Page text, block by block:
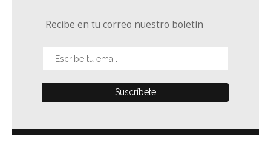
Recibe en tu correo nuestro boletín